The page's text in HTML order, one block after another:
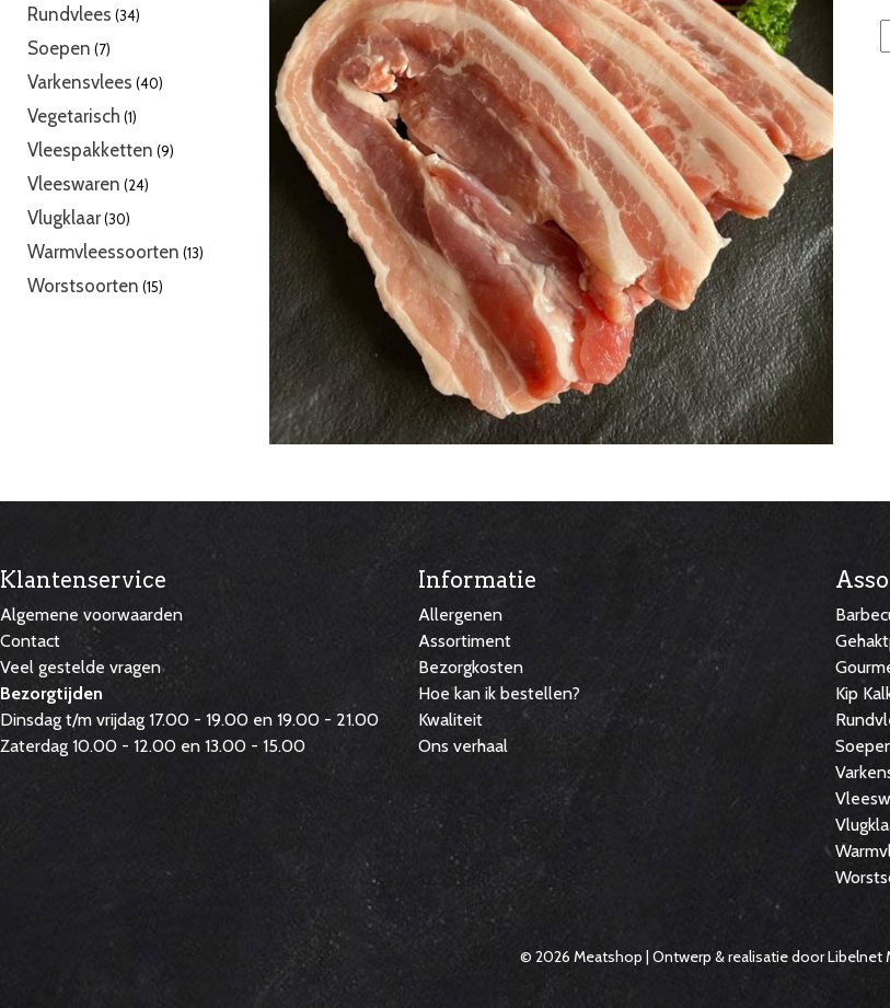
Rundvlees 3434
Soepen 77
Varkensvlees 4040
Vegetarisch 11
Vleespakketten 99
Vleeswaren 2424
Vlugklaar 3030
Warmvleessoorten 1313
Worstsoorten 1515
Klantenservice
Algemene voorwaarden
Contact
Veel gestelde vragen
Bezorgtijden
Dinsdag t/m vrijdag 17.00 - 19.00 en 19.00 - 21.00
Zaterdag 10.00 - 12.00 en 13.00 - 15.00
Informatie
Allergenen
Assortiment
Bezorgkosten
Hoe kan ik bestellen?
Kwaliteit
Ons verhaal
Kip
© 2026 Meatshop | Ontwerp & realisatie doorLibelnet